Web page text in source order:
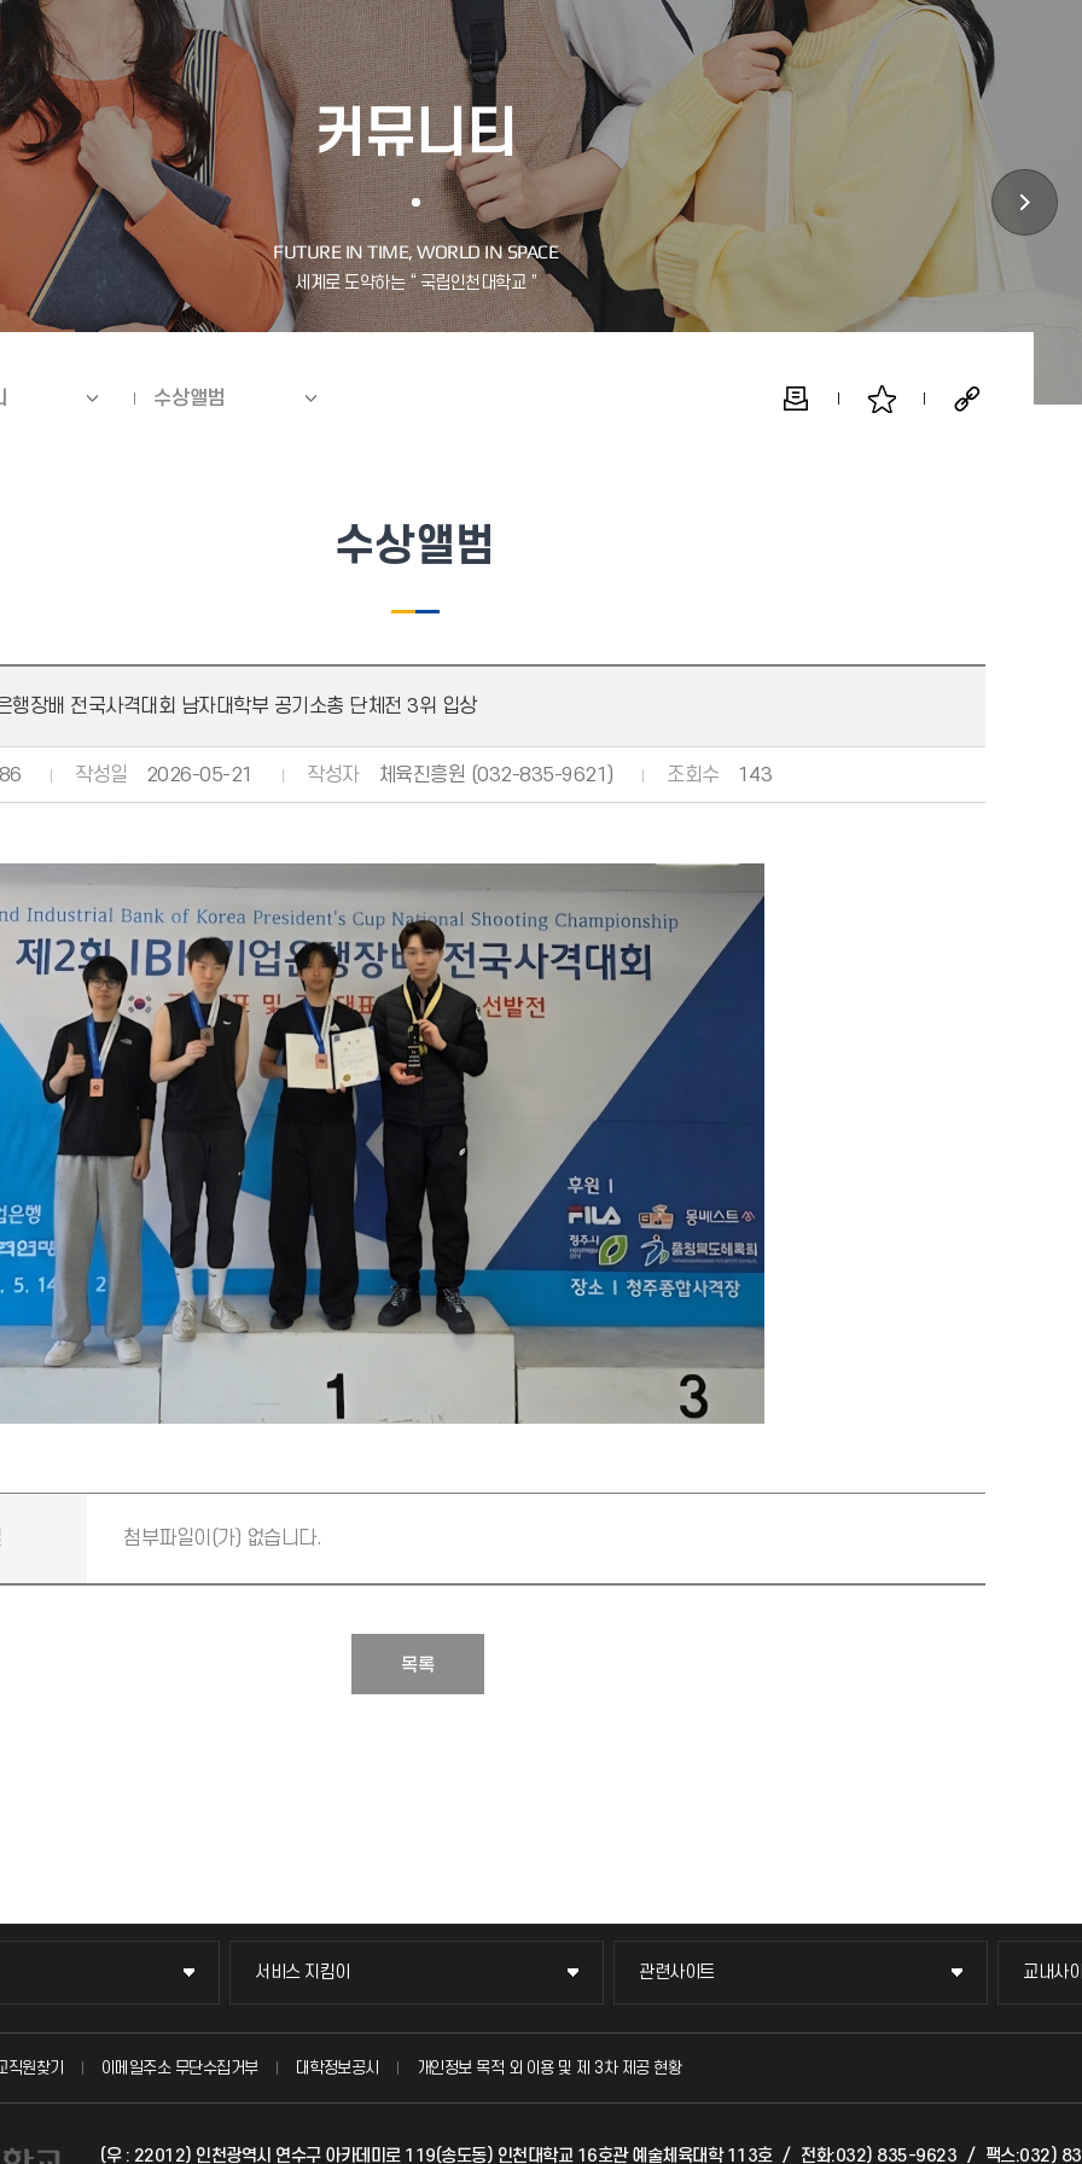
커뮤니티
수상앨범
수상앨범
행장배 전국사격대회 남자대학부 공기소총 단체전 3위 입상
작성일 2026-05-21 작성자 체육진흥원 (032-835-9621) 조회수 143
첨부파일이(가) 없습니다.
목록
서비스 지킴이
서비스 지킴이
묻고 답하기
자주 묻는 질문(FAQ)
관련사이트
관련사이트
국방헬프콜
산학협력단
교내사
교내사
교수회
국제교
직원찾기 이메일주소 무단수집거부 대학정보공시 개인정보 목적 외 이용 및 제 3차 제공 현황
(우 : 22012) 인천광역시 연수구 아카데미로 119(송도동) 인천대학교 16호관 예술체육대학 113호 / 전화:032) 835-9623 / 팩스:032)